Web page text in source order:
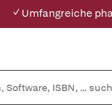
✓ Umfangreiche